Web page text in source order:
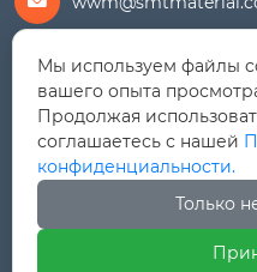
 279391575@qq.com
 +8615756469898

Дорога Линцзян №
развития Шифан
Мы используем файлы
вашего опыта
Продолжая
соглашаетесь с нашей
конфиденциальности.
Только